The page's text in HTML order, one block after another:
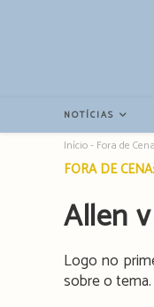
NOTÍCIAS
Início- Fora de
Post
FORA DE
Allen
Logo no
sobre o tema.